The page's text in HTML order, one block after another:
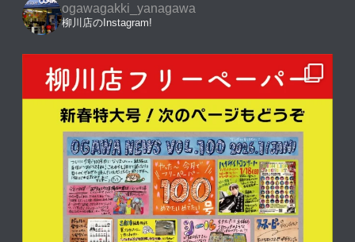
ogawagakki_yanagawa
柳川店のInstagram!